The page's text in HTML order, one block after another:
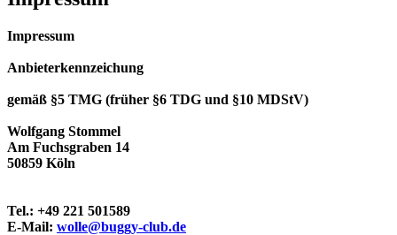
Impressum
Anbieterkennzeichung
gemäß §5 TMG (früher §6 TDG und §10 MDStV)
Wolfgang Stommel
Am Fuchsgraben 14
50859 Köln
Tel.: +49 221 501589
E-Mail: wolle@buggy-club.de